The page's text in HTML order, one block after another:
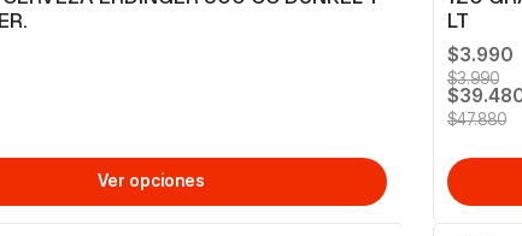
Ver opciones
LT
$3.990
$3.990
$47.880